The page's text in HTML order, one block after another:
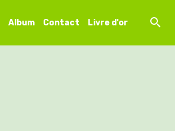
Album Contact Livre d'or